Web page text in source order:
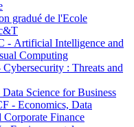
gradué de l'Ecole
- Artificial Intelligence and
Computing
: Threats and
Science for Business
- Economics, Data
Corporate Finance